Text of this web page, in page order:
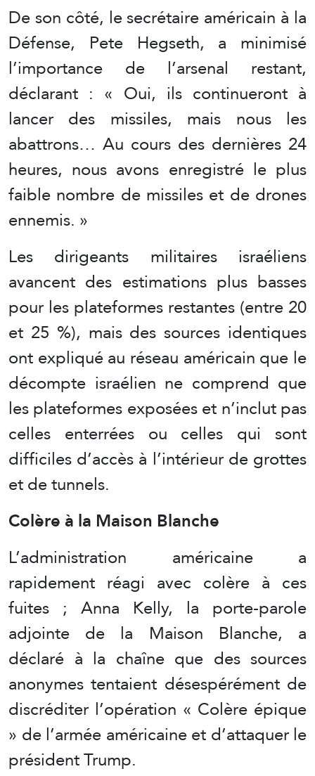
De son côté, le secrétaire américain à la
Défense, Pete Hegseth, a minimisé
l’importance de l’arsenal restant,
déclarant : « Oui, ils continueront à
lancer des missiles, mais nous les
abattrons… Au cours des dernières 24
heures, nous avons enregistré le plus
faible nombre de missiles et de drones
ennemis. »
Les dirigeants militaires israéliens
avancent des estimations plus basses
pour les plateformes restantes (entre 20
et 25 %), mais des sources identiques
ont expliqué au réseau américain que le
décompte israélien ne comprend que
les plateformes exposées et n’inclut pas
celles enterrées ou celles qui sont
difficiles d’accès à l’intérieur de grottes
et de tunnels.
Colère à la Maison Blanche
L’administration américaine a
rapidement réagi avec colère à ces
fuites ; Anna Kelly, la porte-parole
adjointe de la Maison Blanche, a
déclaré à la chaîne que des sources
anonymes tentaient désespérément de
discréditer l’opération « Colère épique
» de l’armée américaine et d’attaquer le
président Trump.